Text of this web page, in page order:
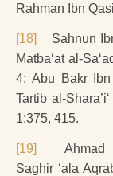
Rahman Ibn
[18]
Sahnun
Matba‘at al-
4; Abu Bakr Ibn
Tartib al-
1:375, 415.
[19]
Ahmad
Saghir ‘ala